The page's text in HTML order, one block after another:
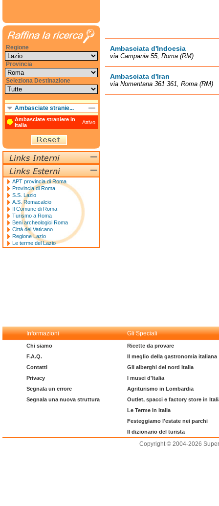
Ambasciata d'Indoesia
via Campania 55, Roma (RM)
Ambasciata d'Iran
via Nomentana 361 361, Roma (RM)
Regione
Provincia
Seleziona Destinazione
Ambasciate stranie...
Ambasciate straniere in
Italia
Attivo
APT provincia di Roma
Provincia di Roma
S.S. Lazio
A.S. Romacalcio
Il Comune di Roma
Turismo a Roma
Beni archeologici Roma
Città del Vaticano
Regione Lazio
Le terme del Lazio
Informazioni Gli Speciali
Chi siamo
F.A.Q.
Contatti
Privacy
Segnala un errore
Segnala una nuova struttura
Ricette da provare
Il meglio della gastronomia italiana
Gli alberghi del nord Italia
I musei d'Italia
Agriturismo in Lombardia
Outlet, spacci e factory store in
Le Terme in Italia
Festeggiamo l'estate nei parchi
Il dizionario del turista
Copyright © 2004-2026